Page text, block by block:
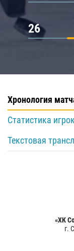
26
Хронология
Статистика
Текстовая
«ХК
г.